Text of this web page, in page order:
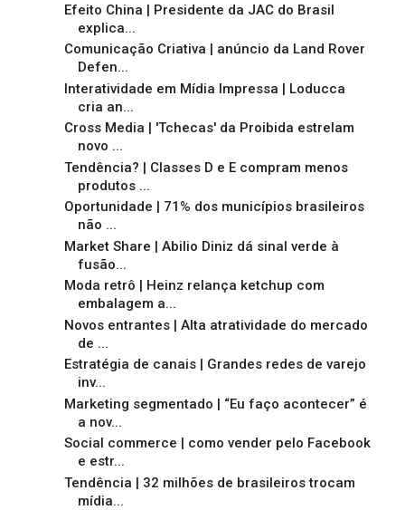
Efeito China | Presidente da JAC do Brasil
explica...
Comunicação Criativa | anúncio da Land Rover
Defen...
Interatividade em Mídia Impressa | Loducca
cria an...
Cross Media | 'Tchecas' da Proibida estrelam
novo ...
Tendência? | Classes D e E compram menos
produtos ...
Oportunidade | 71% dos municípios brasileiros
não ...
Market Share | Abilio Diniz dá sinal verde à
fusão...
Moda retrô | Heinz relança ketchup com
embalagem a...
Novos entrantes | Alta atratividade do mercado
de ...
Estratégia de canais | Grandes redes de varejo
inv...
Marketing segmentado | “Eu faço acontecer” é
a nov...
Social commerce | como vender pelo Facebook
e estr...
Tendência | 32 milhões de brasileiros trocam
mídia...